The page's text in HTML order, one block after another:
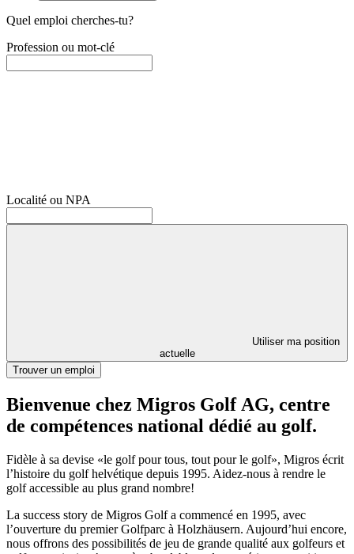
Quel emploi cherches-tu?
Profession ou mot-clé
Localité ou NPA
Utiliser ma position
actuelle
Trouver un emploi
Bienvenue chez Migros Golf AG, centre
de compétences national dédié au golf.
Fidèle à sa devise «le golf pour tous, tout pour le golf», Migros écrit
l’histoire du golf helvétique depuis 1995. Aidez-nous à rendre le
golf accessible au plus grand nombre!
La success story de Migros Golf a commencé en 1995, avec
l’ouverture du premier Golfparc à Holzhäusern. Aujourd’hui encore,
nous offrons des possibilités de jeu de grande qualité aux golfeurs et